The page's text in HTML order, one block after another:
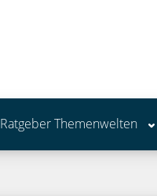
Ratgeber Themenwelten